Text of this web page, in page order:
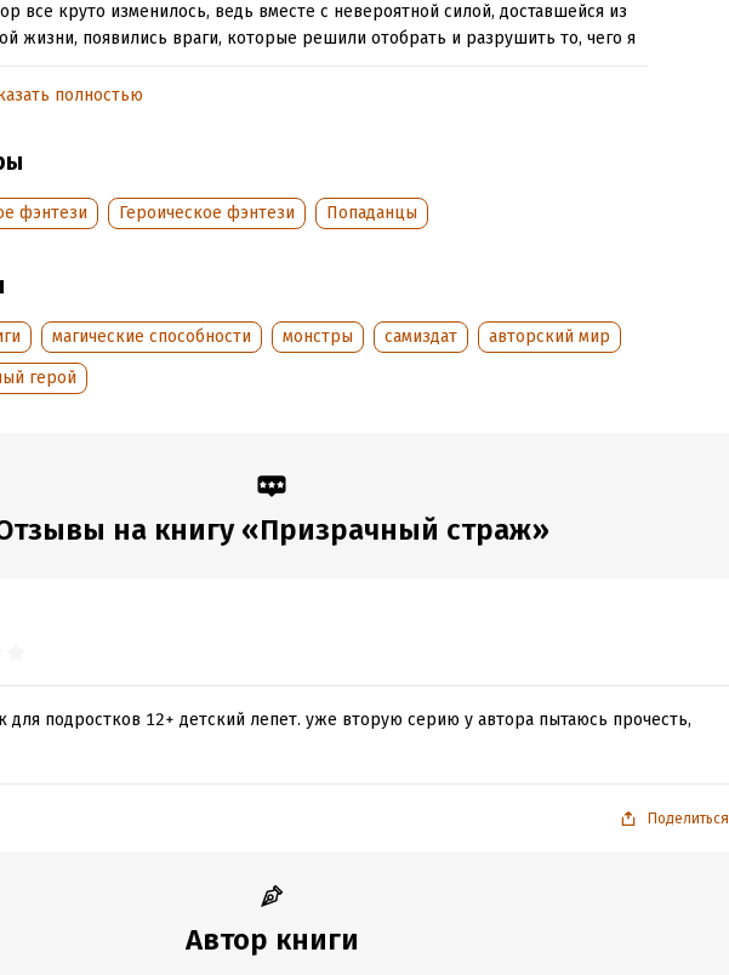
все круто изменилось, ведь вместе с невероятной силой, доставшейся из
жизни, появились враги, которые решили отобрать и разрушить то, чего я
стражем.
информация
30 апреля 2025
Время на чтение:
полностью
фэнтези Героическое фэнтези Попаданцы
магические способности монстры самиздат
авторский мир
герой
на книгу «Призрачный страж»
для подростков 12+ детский лепет. уже вторую серию у автора пытаюсь прочесть,
Поделиться
Автор книги